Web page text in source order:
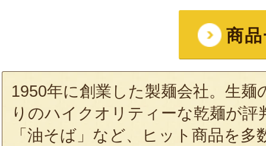
商
1950年に創業した製麺会社。生麺
りのハイクオリティーな乾麺が評
「油そば」など、ヒット商品を多